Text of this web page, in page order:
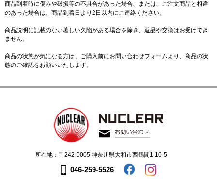
商品到着時に傷みや破損等の不具合があった場合、または、ご注文商品と相違
のあった場合は、商品到着日より2日以内にご連絡ください。
商品説明に記載のない著しい欠陥がある場合を除き、返品や交換はお受けでき
ません。
商品の状態が気になる方は、ご購入前にお問い合わせフォームより、商品の状
態のご確認をお願いいたします。
所在地：〒242-0005 神奈川県大和市西鶴間1-10-5
046-259-5526